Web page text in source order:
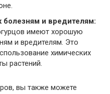
болезням и вредителям:
имеют хорошую
и вредителям. Это
химических
растений.
вы также можете